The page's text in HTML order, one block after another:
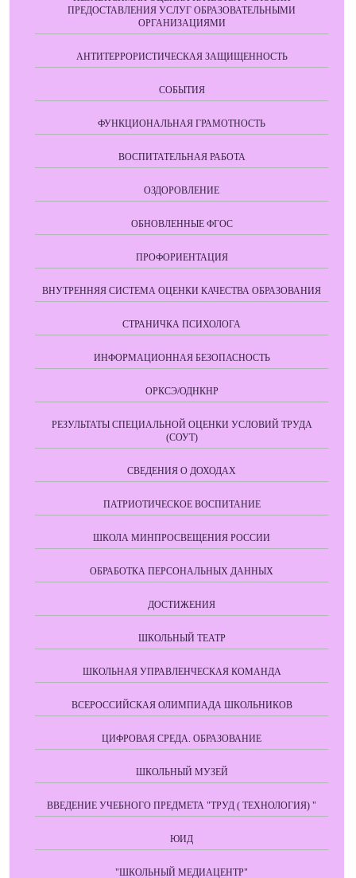
ПРЕДОСТАВЛЕНИЯ УСЛУГ ОБРАЗОВАТЕЛЬНЫМИ
ОРГАНИЗАЦИЯМИ
АНТИТЕРРОРИСТИЧЕСКАЯ ЗАЩИЩЕННОСТЬ
СОБЫТИЯ
ФУНКЦИОНАЛЬНАЯ ГРАМОТНОСТЬ
ВОСПИТАТЕЛЬНАЯ РАБОТА
ОЗДОРОВЛЕНИЕ
ОБНОВЛЕННЫЕ ФГОС
ПРОФОРИЕНТАЦИЯ
ВНУТРЕННЯЯ СИСТЕМА ОЦЕНКИ КАЧЕСТВА ОБРАЗОВАНИЯ
СТРАНИЧКА ПСИХОЛОГА
ИНФОРМАЦИОННАЯ БЕЗОПАСНОСТЬ
ОРКСЭ/ОДНКНР
РЕЗУЛЬТАТЫ СПЕЦИАЛЬНОЙ ОЦЕНКИ УСЛОВИЙ ТРУДА
(СОУТ)
СВЕДЕНИЯ О ДОХОДАХ
ПАТРИОТИЧЕСКОЕ ВОСПИТАНИЕ
ШКОЛА МИНПРОСВЕЩЕНИЯ РОССИИ
ОБРАБОТКА ПЕРСОНАЛЬНЫХ ДАННЫХ
ДОСТИЖЕНИЯ
ШКОЛЬНЫЙ ТЕАТР
ШКОЛЬНАЯ УПРАВЛЕНЧЕСКАЯ КОМАНДА
ВСЕРОССИЙСКАЯ ОЛИМПИАДА ШКОЛЬНИКОВ
ЦИФРОВАЯ СРЕДА. ОБРАЗОВАНИЕ
ШКОЛЬНЫЙ МУЗЕЙ
ВВЕДЕНИЕ УЧЕБНОГО ПРЕДМЕТА "ТРУД ( ТЕХНОЛОГИЯ) "
ЮИД
"ШКОЛЬНЫЙ МЕДИАЦЕНТР"